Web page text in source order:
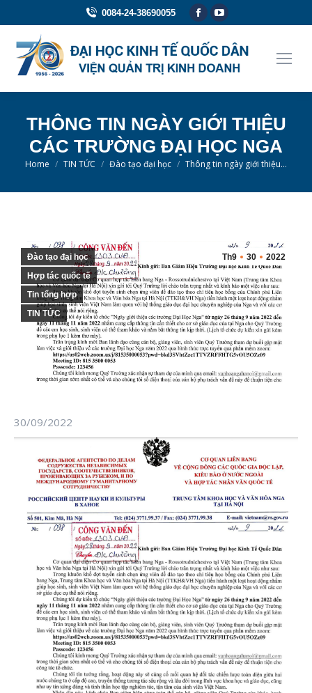
0084-24-38690055
Facebook
opens
in
YouTube
opens
in
THÔNG TIN NGÀY GIỚI THIỆU
CÁC TRƯỜNG ĐẠI HỌC NGA
You are here:
Home TIN TỨC Đào tạo đại học Thông tin ngày giới thiệu…
Th9 30 2022
Đào tạo đại học
Hợp tác quốc tế
Tin tổng hợp
TIN TỨC
30/09/2022